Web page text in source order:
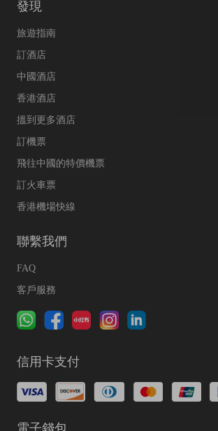
發現
旅遊指南
訂酒店
中國酒店
香港酒店
搵到更多酒店
訂機票
飛往中國的特價機票
訂火車票
香港機場快線
聯繫我們
FAQ
客戶服務
信用卡支付
電子錢包